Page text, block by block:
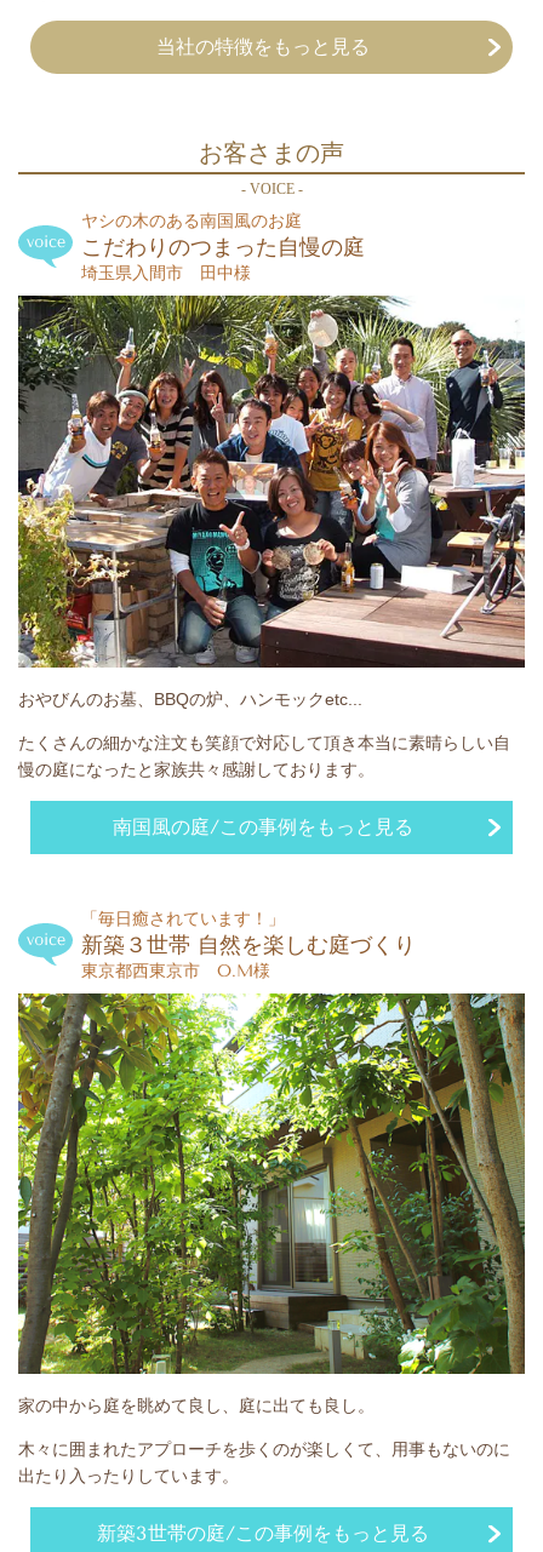
当社の特徴をもっと見る
お客さまの声
- VOICE -
ヤシの木のある南国風のお庭
こだわりのつまった自慢の庭
埼玉県入間市 田中様
おやびんのお墓、BBQの炉、ハンモックetc...
たくさんの細かな注文も笑顔で対応して頂き本当に素晴らしい自
慢の庭になったと家族共々感謝しております。
南国風の庭/この事例をもっと見る
「毎日癒されています！」
新築３世帯 自然を楽しむ庭づくり
東京都西東京市 O.M様
家の中から庭を眺めて良し、庭に出ても良し。
木々に囲まれたアプローチを歩くのが楽しくて、用事もないのに
出たり入ったりしています。
新築3世帯の庭/この事例をもっと見る